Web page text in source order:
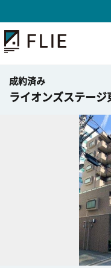
成約済み
ライオンズステージ